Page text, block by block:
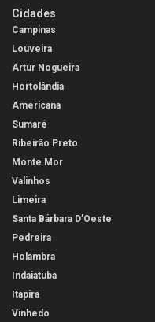
Cidades
Campinas
Louveira
Artur Nogueira
Hortolândia
Americana
Sumaré
Ribeirão Preto
Monte Mor
Valinhos
Limeira
Santa Bárbara D’Oeste
Pedreira
Holambra
Indaiatuba
Itapira
Vinhedo